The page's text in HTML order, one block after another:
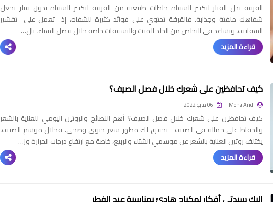
القرفة بدل الفيلر لتكبير الشفاه خلطات طبيعية من القرفة لتكبير الشفاه بدون فيلر تجعل
شفاهك ملفتة وجذابة. فالقرفة تحتوي على فوائد كثيرة للشفاه، إذ تعمل على تقشير
الشفايف، وتساعد في التخلص من الجلد الميت والتشققات خاصة خلال فصل الشتاء، بال…
قراءة المزيد
كيف تحافظين على شعرك خلال فصل الصيف؟
Mona Aridi
كيف تحافظين على شعرك خلال فصل الصيف؟ أهم النصائح والروتين اليومي للعناية بالشعر
والحفاظ على جماله في الصيف يحقق لك مظهر شعر حيوي وصحي. فخلال موسم الصيف،
يختلف روتين العناية بالشعر عن موسمي الشتاء والربيع، خاصة مع ارتفاع درجات الحرارة وز…
قراءة المزيد